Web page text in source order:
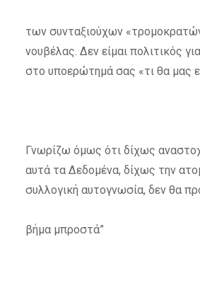
των συνταξιούχων
νουβέλας. Δεν είμαι πολιτικός
στο υποερώτημά σας «τι θα μας
Γνωρίζω όμως ότι δίχως
αυτά τα Δεδομένα, δίχως την
συλλογική αυτογνωσία, δεν θα
βήμα μπροστά”